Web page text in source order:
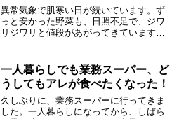
異常気象で肌寒い日が続いています。ず
っと安かった野菜も、日照不足で、ジワ
リジワリと値段があがってきています。
野菜高騰中はこれで乗り切る★業務スー
パーの冷凍野菜、カットほ...
一人暮らしでも業務スーパー、ど
うしてもアレが食べたくなった！
久しぶりに、業務スーパーに行ってきま
した。一人暮らしになってから、しばら